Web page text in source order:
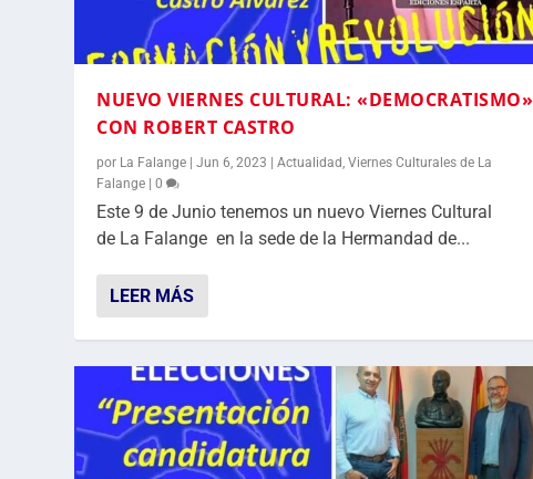
NUEVO VIERNES CULTURAL: «DEMOCRATISMO»
CON ROBERT CASTRO
por La Falange |Jun 6, 2023 |Actualidad,Viernes Culturales de La
Falange |0
Este 9 de Junio tenemos un nuevo Viernes Cultural
de La Falange en la sede de la Hermandad de...
LEER MÁS